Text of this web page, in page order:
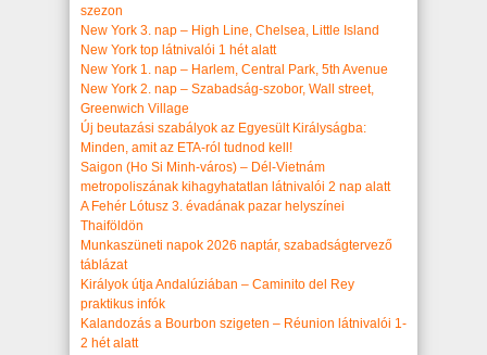
szezon
New York 3. nap – High Line, Chelsea, Little Island
New York top látnivalói 1 hét alatt
New York 1. nap – Harlem, Central Park, 5th Avenue
New York 2. nap – Szabadság-szobor, Wall street,
Greenwich Village
Új beutazási szabályok az Egyesült Királyságba:
Minden, amit az ETA-ról tudnod kell!
Saigon (Ho Si Minh-város) – Dél-Vietnám
metropoliszának kihagyhatatlan látnivalói 2 nap alatt
A Fehér Lótusz 3. évadának pazar helyszínei
Thaiföldön
Munkaszüneti napok 2026 naptár, szabadságtervező
táblázat
Királyok útja Andalúziában – Caminito del Rey
praktikus infók
Kalandozás a Bourbon szigeten – Réunion látnivalói 1-
2 hét alatt